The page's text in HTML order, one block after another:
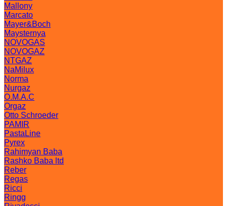
Mallony
Marcato
Mayer&Boch
Maysternya
NOVOGAS
NOVOGAZ
NTGAZ
NaMilux
Norma
Nurgaz
O.M.A.C
Orgaz
Otto Schroeder
PAMIR
PastaLine
Pyrex
Rahimyan Baba
Rashko Baba ltd
Reber
Regas
Ricci
Ringg